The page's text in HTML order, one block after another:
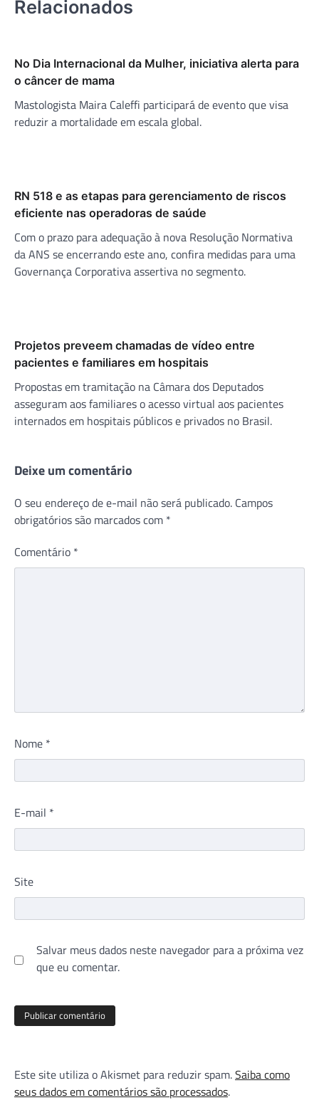
Relacionados
No Dia Internacional da Mulher, iniciativa alerta para
o câncer de mama
Mastologista Maira Caleffi participará de evento que visa
reduzir a mortalidade em escala global.
RN 518 e as etapas para gerenciamento de riscos
eficiente nas operadoras de saúde
Com o prazo para adequação à nova Resolução Normativa
da ANS se encerrando este ano, confira medidas para uma
Governança Corporativa assertiva no segmento.
Projetos preveem chamadas de vídeo entre
pacientes e familiares em hospitais
Propostas em tramitação na Câmara dos Deputados
asseguram aos familiares o acesso virtual aos pacientes
internados em hospitais públicos e privados no Brasil.
Deixe um comentário
O seu endereço de e-mail não será publicado. Campos
obrigatórios são marcados com *
Comentário *
Nome *
E-mail *
Site
Salvar meus dados neste navegador para a próxima vez
que eu comentar.
Este site utiliza o Akismet para reduzir spam.Saiba como
seus dados em comentários são processados.